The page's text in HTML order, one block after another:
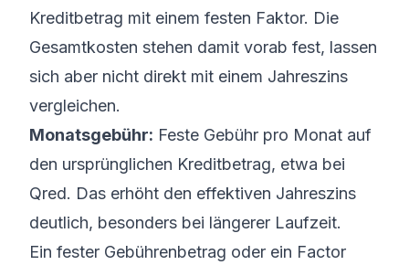
Kreditbetrag mit einem festen Faktor. Die
Gesamtkosten stehen damit vorab fest, lassen
sich aber nicht direkt mit einem Jahreszins
vergleichen.
Monatsgebühr: Feste Gebühr pro Monat auf
den ursprünglichen Kreditbetrag, etwa bei
Qred. Das erhöht den effektiven Jahreszins
deutlich, besonders bei längerer Laufzeit.
Ein fester Gebührenbetrag oder ein Factor